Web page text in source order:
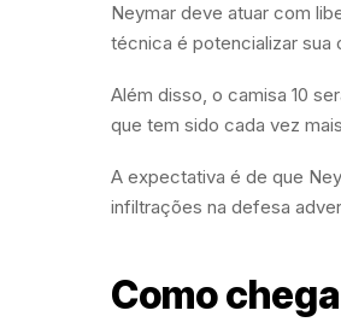
Neymar deve atuar com
técnica é potencializar sua
Além disso, o camisa 10
que tem sido cada vez
A expectativa é de que
infiltrações na defesa
Como